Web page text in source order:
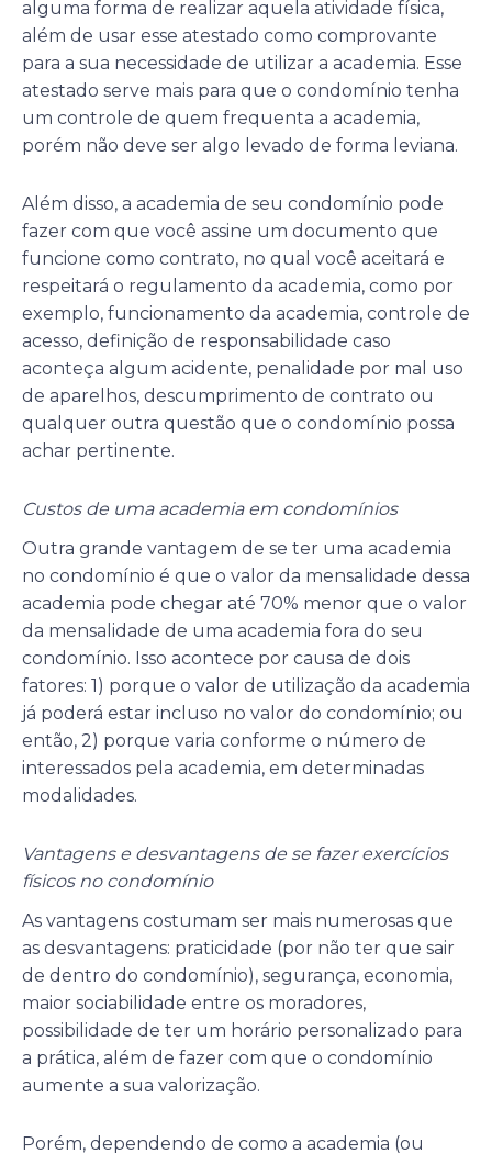
alguma forma de realizar aquela atividade física,
além de usar esse atestado como comprovante
para a sua necessidade de utilizar a academia. Esse
atestado serve mais para que o condomínio tenha
um controle de quem frequenta a academia,
porém não deve ser algo levado de forma leviana.
Além disso, a academia de seu condomínio pode
fazer com que você assine um documento que
funcione como contrato, no qual você aceitará e
respeitará o regulamento da academia, como por
exemplo, funcionamento da academia, controle de
acesso, definição de responsabilidade caso
aconteça algum acidente, penalidade por mal uso
de aparelhos, descumprimento de contrato ou
qualquer outra questão que o condomínio possa
achar pertinente.
Custos de uma academia em condomínios
Outra grande vantagem de se ter uma academia
no condomínio é que o valor da mensalidade dessa
academia pode chegar até 70% menor que o valor
da mensalidade de uma academia fora do seu
condomínio. Isso acontece por causa de dois
fatores: 1) porque o valor de utilização da academia
já poderá estar incluso no valor do condomínio; ou
então, 2) porque varia conforme o número de
interessados pela academia, em determinadas
modalidades.
Vantagens e desvantagens de se fazer exercícios
físicos no condomínio
As vantagens costumam ser mais numerosas que
as desvantagens: praticidade (por não ter que sair
de dentro do condomínio), segurança, economia,
maior sociabilidade entre os moradores,
possibilidade de ter um horário personalizado para
a prática, além de fazer com que o condomínio
aumente a sua valorização.
Porém, dependendo de como a academia (ou